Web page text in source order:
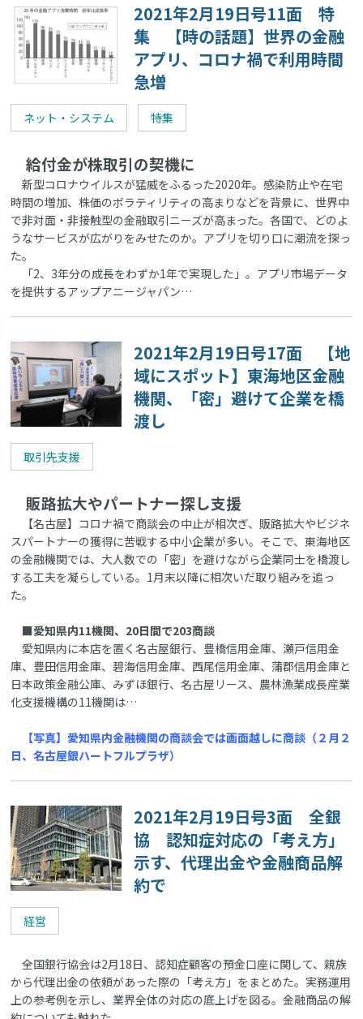
2021年2月19日号11面 特
集 【時の話題】世界の金融
アプリ、コロナ禍で利用時間
急増
ネット・システム 特集
給付金が株取引の契機に
新型コロナウイルスが猛威をふるった2020年。感染防止や在宅
時間の増加、株価のボラティリティの高まりなどを背景に、世界中
で非対面・非接触型の金融取引ニーズが高まった。各国で、どのよ
うなサービスが広がりをみせたのか。アプリを切り口に潮流を探っ
た。
「2、3年分の成長をわずか1年で実現した」。アプリ市場データ
を提供するアップアニージャパン…
2021年2月19日号17面 【地
域にスポット】東海地区金融
機関、「密」避けて企業を橋
渡し
取引先支援
販路拡大やパートナー探し支援
【名古屋】コロナ禍で商談会の中止が相次ぎ、販路拡大やビジネ
スパートナーの獲得に苦戦する中小企業が多い。そこで、東海地区
の金融機関では、大人数での「密」を避けながら企業同士を橋渡し
する工夫を凝らしている。1月末以降に相次いだ取り組みを追っ
た。
■愛知県内11機関、20日間で203商談
愛知県内に本店を置く名古屋銀行、豊橋信用金庫、瀬戸信用金
庫、豊田信用金庫、碧海信用金庫、西尾信用金庫、蒲郡信用金庫と
日本政策金融公庫、みずほ銀行、名古屋リース、農林漁業成長産業
化支援機構の11機関は…
【写真】愛知県内金融機関の商談会では画面越しに商談（２月２
日、名古屋銀ハートフルプラザ）
2021年2月19日号3面 全銀
協 認知症対応の「考え方」
示す、代理出金や金融商品解
約で
経営
全国銀行協会は2月18日、認知症顧客の預金口座に関して、親族
から代理出金の依頼があった際の「考え方」をまとめた。実務運用
上の参考例を示し、業界全体の対応の底上げを図る。金融商品の解